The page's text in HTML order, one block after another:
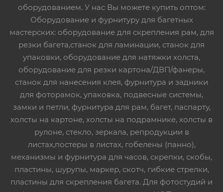
оборудованием. У нас Вы можете купить оптом:
Оборудование и фурнитуру для багетных
мастерских: оборудование для скрепления рам, для
резки багета,станок для ламинации, станок для
упаковки, оборудование для натяжки холста,
оборудование для резки картона/ДВП/фанеры,
станок для нанесения клея, фурнитура и задники
для фоторамок, упаковка, подвесные системы,
замки и петли, фурнитура для рам, багет, паспарту,
холсты на картоне, холсты на подрамнике, холсты в
рулоне, стекло, зеркала, репродукции в
листах,постеры в листах, гобелены (панно),
механизмы и фурнитура для часов, скрепки, скобы,
пластины, шурупы, маркер, скотч, гибкие стрелки,
пластины для скрепления багета. Для фотостудий и